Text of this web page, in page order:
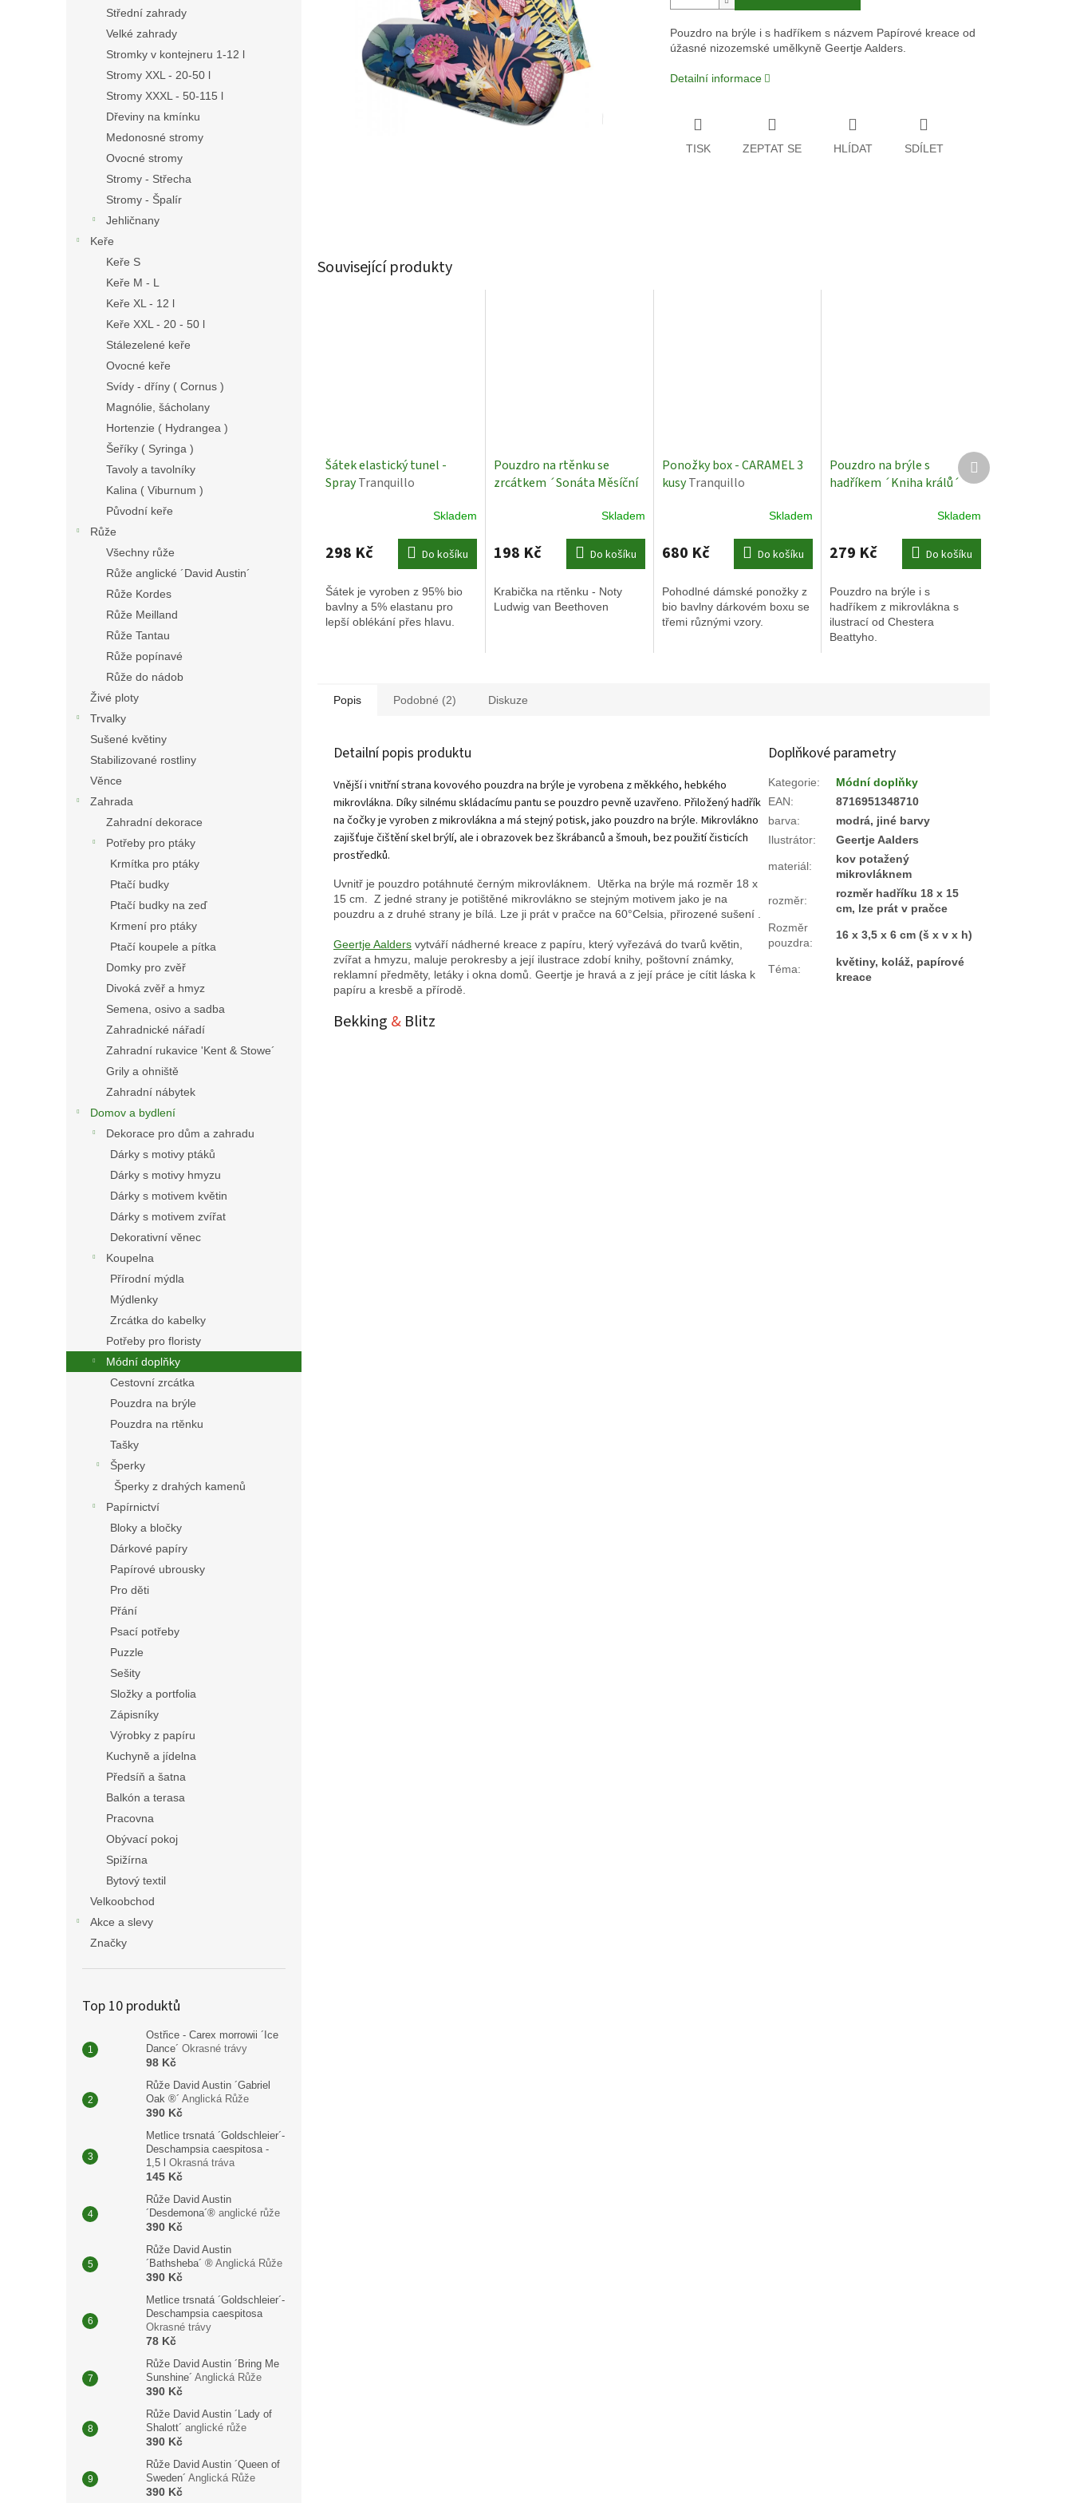
Střední zahrady
Velké zahrady
Stromky v kontejneru 1-12 l
Stromy XXL - 20-50 l
Stromy XXXL - 50-115 l
Dřeviny na kmínku
Medonosné stromy
Ovocné stromy
Stromy - Střecha
Stromy - Špalír
Jehličnany
Keře
Keře S
Keře M - L
Keře XL - 12 l
Keře XXL - 20 - 50 l
Stálezelené keře
Ovocné keře
Svídy - dříny ( Cornus )
Magnólie, šácholany
Hortenzie ( Hydrangea )
Šeříky ( Syringa )
Tavoly a tavolníky
Kalina ( Viburnum )
Původní keře
Růže
Všechny růže
Růže anglické ´David Austin´
Růže Kordes
Růže Meilland
Růže Tantau
Růže popínavé
Růže do nádob
Živé ploty
Trvalky
Sušené květiny
Stabilizované rostliny
Věnce
Zahrada
Zahradní dekorace
Potřeby pro ptáky
Krmítka pro ptáky
Ptačí budky
Ptačí budky na zeď
Krmení pro ptáky
Ptačí koupele a pítka
Domky pro zvěř
Divoká zvěř a hmyz
Semena, osivo a sadba
Zahradnické nářadí
Zahradní rukavice 'Kent & Stowe´
Grily a ohniště
Zahradní nábytek
Domov a bydlení
Dekorace pro dům a zahradu
Dárky s motivy ptáků
Dárky s motivy hmyzu
Dárky s motivem květin
Dárky s motivem zvířat
Dekorativní věnec
Koupelna
Přírodní mýdla
Mýdlenky
Zrcátka do kabelky
Potřeby pro floristy
Módní doplňky
Cestovní zrcátka
Pouzdra na brýle
Pouzdra na rtěnku
Tašky
Šperky
Šperky z drahých kamenů
Papírnictví
Bloky a bločky
Dárkové papíry
Papírové ubrousky
Pro děti
Přání
Psací potřeby
Puzzle
Sešity
Složky a portfolia
Zápisníky
Výrobky z papíru
Kuchyně a jídelna
Předsíň a šatna
Balkón a terasa
Pracovna
Obývací pokoj
Spižírna
Bytový textil
Velkoobchod
Akce a slevy
Značky
Top 10 produktů
Ostřice - Carex morrowii ´Ice
Dance´ Okrasné trávy
98 Kč
Růže David Austin ´Gabriel
Oak ®´ Anglická Růže
390 Kč
Metlice trsnatá ´Goldschleier´-
Deschampsia caespitosa -
1,5 l Okrasná tráva
145 Kč
Růže David Austin
´Desdemona´® anglické růže
390 Kč
Růže David Austin
´Bathsheba´ ® Anglická Růže
390 Kč
Metlice trsnatá ´Goldschleier´-
Deschampsia caespitosa
Okrasné trávy
78 Kč
Růže David Austin ´Bring Me
Sunshine´ Anglická Růže
390 Kč
Růže David Austin ´Lady of
Shalott´ anglické růže
390 Kč
Růže David Austin ´Queen of
Sweden´ Anglická Růže
390 Kč
Pouzdro na brýle i s hadříkem s názvem Papírové kreace od
úžasné nizozemské umělkyně Geertje Aalders.
Detailní informace
TISK ZEPTAT SE HLÍDAT SDÍLET
Související produkty
Šátek elastický tunel -
SprayTranquillo
Skladem
298 Kč Do košíku
Šátek je vyroben z 95% bio
bavlny a 5% elastanu pro
lepší oblékání přes hlavu.
Pouzdro na rtěnku se
zrcátkem ´Sonáta Měsíční
rtěnku - Noty Ludwig van
Skladem
198 Kč Do košíku
Krabička na rtěnku - Noty
Ludwig van Beethoven
Ponožky box - CARAMEL 3
kusyTranquillo
Skladem
680 Kč Do košíku
Pohodlné dámské ponožky z
bio bavlny dárkovém boxu se
třemi různými vzory.
Pouzdro na brýle s
hadříkem ´Kniha králů´
brýle - Chester BeattySkladem
279 Kč Do košíku
Pouzdro na brýle i s
hadříkem z mikrovlákna s
ilustrací od Chestera
Beattyho.
Další
produkt
Popis Podobné (2) Diskuze
Detailní popis produktu
Vnější i vnitřní strana kovového pouzdra na brýle je vyrobena z měkkého, hebkého
mikrovlákna. Díky silnému skládacímu pantu se pouzdro pevně uzavřeno. Přiložený hadřík
na čočky je vyroben z mikrovlákna a má stejný potisk, jako pouzdro na brýle. Mikrovlákno
zajišťuje čištění skel brýlí, ale i obrazovek bez škrábanců a šmouh, bez použití čisticích
prostředků.
Uvnitř je pouzdro potáhnuté černým mikrovláknem. Utěrka na brýle má rozměr 18 x
15 cm. Z jedné strany je potištěné mikrovlákno se stejným motivem jako je na
pouzdru a z druhé strany je bílá. Lze ji prát v pračce na 60°Celsia, přirozené sušení .
Geertje Aalders vytváří nádherné kreace z papíru, který vyřezává do tvarů květin,
zvířat a hmyzu, maluje perokresby a její ilustrace zdobí knihy, poštovní známky,
reklamní předměty, letáky i okna domů. Geertje je hravá a z její práce je cítit láska k
papíru a kresbě a přírodě.
Bekking & Blitz
Doplňkové parametry
Kategorie:
Módní doplňky
EAN:
8716951348710
barva:
modrá, jiné barvy
Ilustrátor: Geertje Aalders
materiál:
kov potažený
mikrovláknem
rozměr:
rozměr hadříku 18 x 15
cm, lze prát v pračce
Rozměr
pouzdra:
16 x 3,5 x 6 cm (š x v x h)
Téma:
květiny, koláž, papírové
kreace